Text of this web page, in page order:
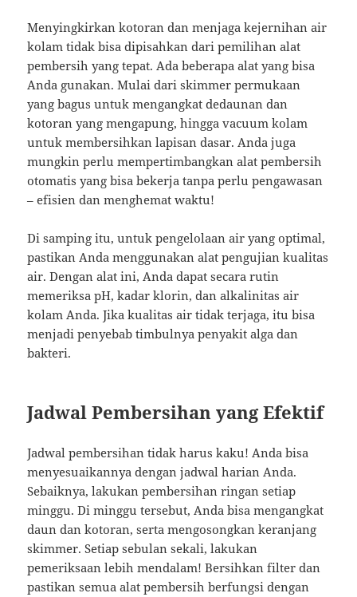
Menyingkirkan kotoran dan menjaga kejernihan air
kolam tidak bisa dipisahkan dari pemilihan alat
pembersih yang tepat. Ada beberapa alat yang bisa
Anda gunakan. Mulai dari skimmer permukaan
yang bagus untuk mengangkat dedaunan dan
kotoran yang mengapung, hingga vacuum kolam
untuk membersihkan lapisan dasar. Anda juga
mungkin perlu mempertimbangkan alat pembersih
otomatis yang bisa bekerja tanpa perlu pengawasan
– efisien dan menghemat waktu!
Di samping itu, untuk pengelolaan air yang optimal,
pastikan Anda menggunakan alat pengujian kualitas
air. Dengan alat ini, Anda dapat secara rutin
memeriksa pH, kadar klorin, dan alkalinitas air
kolam Anda. Jika kualitas air tidak terjaga, itu bisa
menjadi penyebab timbulnya penyakit alga dan
bakteri.
Jadwal Pembersihan yang Efektif
Jadwal pembersihan tidak harus kaku! Anda bisa
menyesuaikannya dengan jadwal harian Anda.
Sebaiknya, lakukan pembersihan ringan setiap
minggu. Di minggu tersebut, Anda bisa mengangkat
daun dan kotoran, serta mengosongkan keranjang
skimmer. Setiap sebulan sekali, lakukan
pemeriksaan lebih mendalam! Bersihkan filter dan
pastikan semua alat pembersih berfungsi dengan